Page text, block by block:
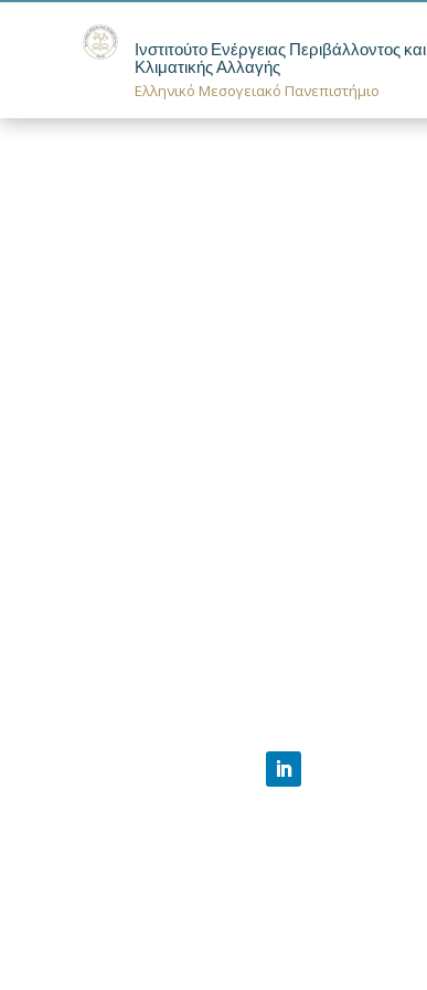
Ινστιτούτο Ενέργειας Περιβάλλοντος και
Κλιματικής Αλλαγής
Ελληνικό Μεσογειακό Πανεπιστήμιο